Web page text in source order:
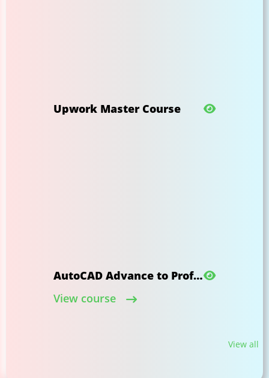
Upwork Master Course
AutoCAD Advance to Professional
View course
View all